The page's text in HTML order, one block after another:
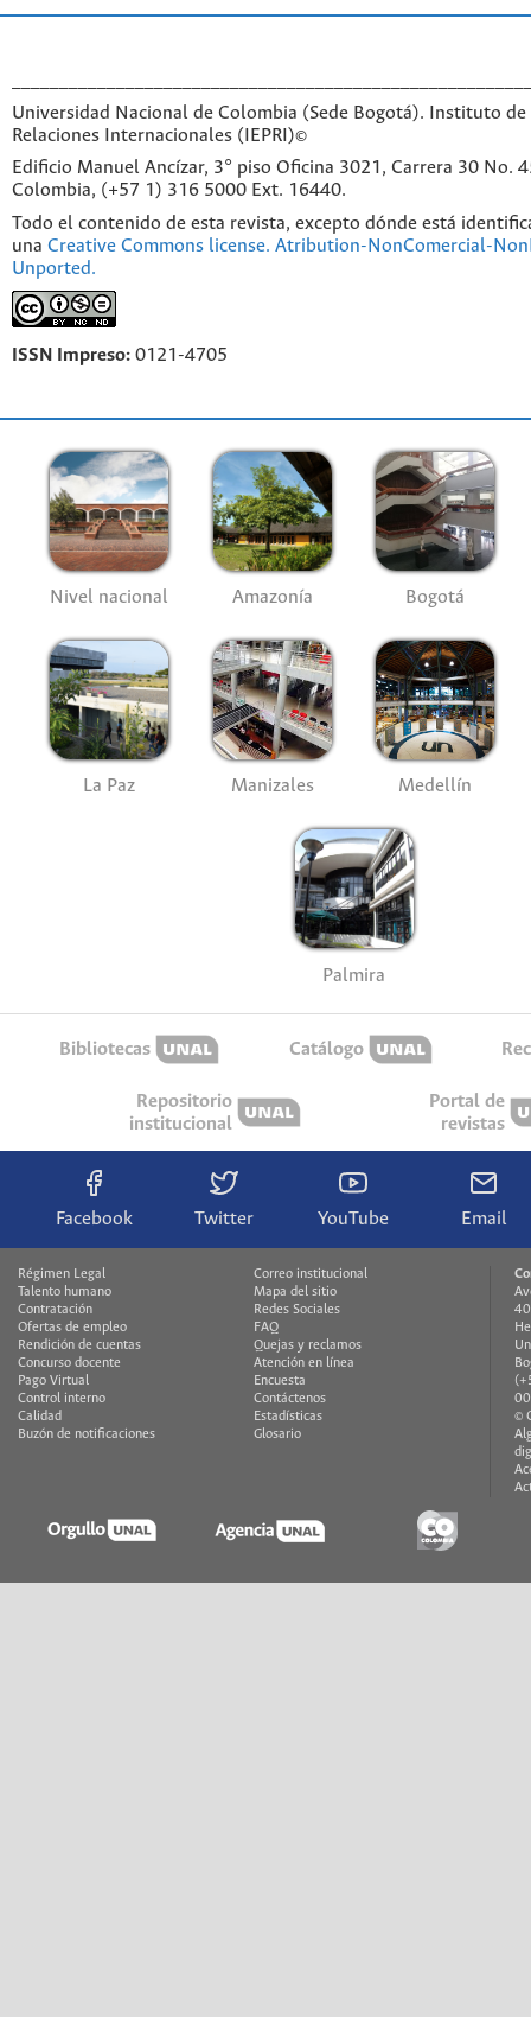
Universidad Nacional de Colombia (Sede Bogotá). Instituto
Relaciones Internacionales (IEPRI)©
Edificio Manuel Ancízar, 3° piso Oficina 3021, Carrera 30 No.
Colombia, (+57 1) 316 5000 Ext. 16440.
Todo el contenido de esta revista, excepto dónde está
una Creative Commons license. Atribution-NonComercial-
Unported.
ISSN Impreso: 0121-4705
Nivel nacional Amazonía Bogotá
La Paz Manizales Medellín
Palmira
Bibliotecas Catálogo
Repositorio
institucional
Portal de
revistas
Facebook Twitter YouTube Email
Régimen Legal
Talento humano
Contratación
Ofertas de empleo
Rendición de cuentas
Concurso docente
Pago Virtual
Control interno
Calidad
Buzón de notificaciones
Correo institucional
Mapa del sitio
Redes Sociales
FAQ
Quejas y reclamos
Atención en línea
Encuesta
Contáctenos
Estadísticas
Glosario
©